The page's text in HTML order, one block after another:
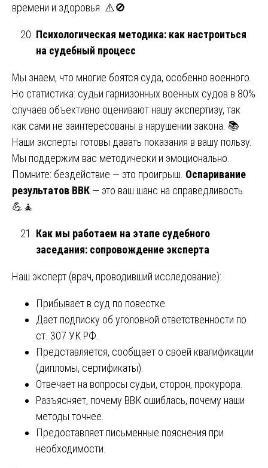
времени и здоровья. ⚠️🚫
Психологическая методика: как настроиться
на судебный процесс
Мы знаем, что многие боятся суда, особенно военного.
Но статистика: судьи гарнизонных военных судов в 80%
случаев объективно оценивают нашу экспертизу, так
как сами не заинтересованы в нарушении закона. 📚
Наши эксперты готовы давать показания в вашу пользу.
Мы поддержим вас методически и эмоционально.
Помните: бездействие — это проигрыш. Оспаривание
результатов ВВК — это ваш шанс на справедливость.
💪🧘
Как мы работаем на этапе судебного
заседания: сопровождение эксперта
Наш эксперт (врач, проводивший исследование):
Прибывает в суд по повестке.
Дает подписку об уголовной ответственности по
ст. 307 УК РФ.
Представляется, сообщает о своей квалификации
(дипломы, сертификаты).
Отвечает на вопросы судьи, сторон, прокурора.
Разъясняет, почему ВВК ошиблась, почему наши
методы точнее.
Предоставляет письменные пояснения при
необходимости.